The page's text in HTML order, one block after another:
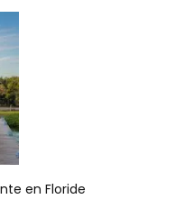
en Floride